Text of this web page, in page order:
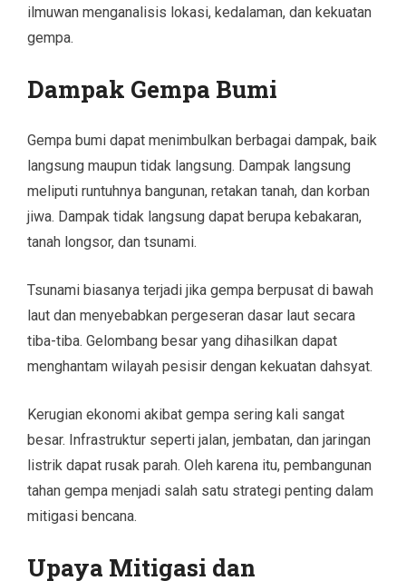
ilmuwan menganalisis lokasi, kedalaman, dan kekuatan
gempa.
Dampak Gempa Bumi
Gempa bumi dapat menimbulkan berbagai dampak, baik
langsung maupun tidak langsung. Dampak langsung
meliputi runtuhnya bangunan, retakan tanah, dan korban
jiwa. Dampak tidak langsung dapat berupa kebakaran,
tanah longsor, dan tsunami.
Tsunami biasanya terjadi jika gempa berpusat di bawah
laut dan menyebabkan pergeseran dasar laut secara
tiba-tiba. Gelombang besar yang dihasilkan dapat
menghantam wilayah pesisir dengan kekuatan dahsyat.
Kerugian ekonomi akibat gempa sering kali sangat
besar. Infrastruktur seperti jalan, jembatan, dan jaringan
listrik dapat rusak parah. Oleh karena itu, pembangunan
tahan gempa menjadi salah satu strategi penting dalam
mitigasi bencana.
Upaya Mitigasi dan